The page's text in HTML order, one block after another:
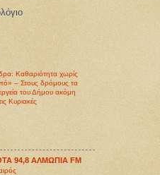
Καθαριότητα χωρίς
– Στους δρόμους τα
του Δήμου ακόμη
Κυριακές
94,8 ΑΛΜΩΠΙΑ FM